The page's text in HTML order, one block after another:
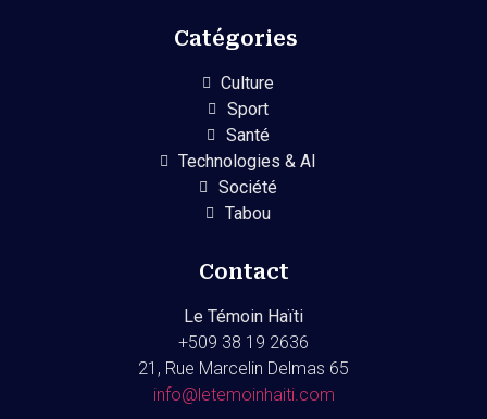
Catégories
Culture
Sport
Santé
Technologies & AI
Société
Tabou
Contact
Le Témoin Haïti
+509 38 19 2636
21, Rue Marcelin Delmas 65
info@letemoinhaiti.com